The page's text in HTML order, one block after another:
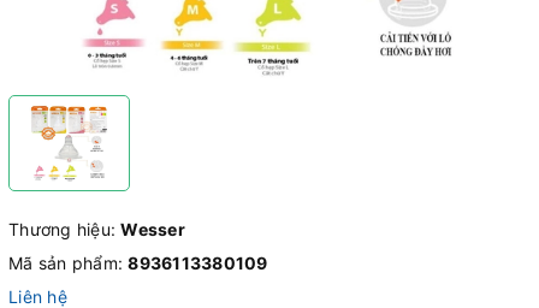
Thương hiệu:Wesser
Mã sản phẩm:8936113380109
Liên hệ